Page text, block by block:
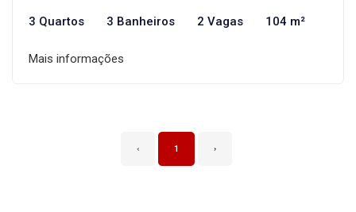
3 Quartos 3 Banheiros 2 Vagas 104 m²
Mais informações
‹ 1 ›